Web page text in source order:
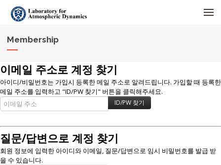
Membership
이메일 주소로 계정 찾기
아이디/비밀번호는 가입시 등록한 메일 주소로 알려드립니다. 가입할 때 등록한
메일 주소를 입력하고 "ID/PW 찾기" 버튼을 클릭해주세요.
질문/답변으로 계정 찾기
회원 정보에 입력한 아이디와 이메일, 질문/답변으로 임시 비밀번호를 발급 받
을 수 있습니다.